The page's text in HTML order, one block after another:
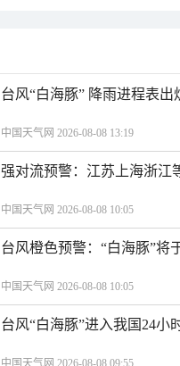
台风“白海豚” 降雨进程表
中国天气网 2026-08-08 13:19
强对流预警：江苏上海浙江
中国天气网 2026-08-08 10:05
台风橙色预警：“白海豚”将
中国天气网 2026-08-08 10:05
台风“白海豚”进入我国24小
中国天气网 2026-08-08 09:55